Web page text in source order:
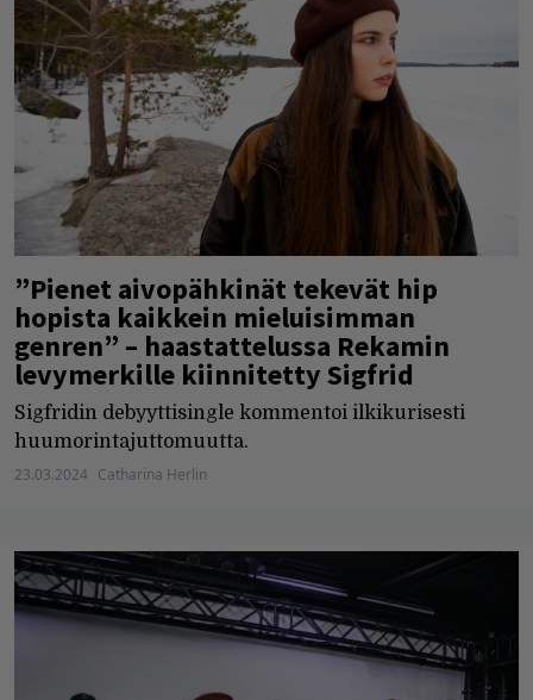
”Pienet aivopähkinät tekevät hip
hopista kaikkein mieluisimman
genren” – haastattelussa Rekamin
levymerkille kiinnitetty Sigfrid
Sigfridin debyyttisingle kommentoi ilkikurisesti
huumorintajuttomuutta.
23.03.2024 Catharina Herlin